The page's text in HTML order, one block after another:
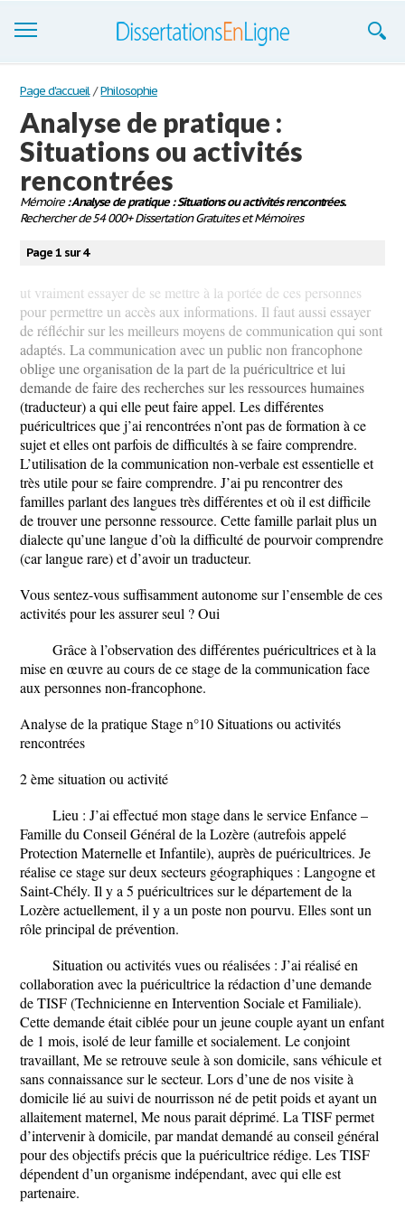
Dissertations
S'inscrire
Se connecter
Contactez-nous
Page d'accueil / Philosophie
Analyse de pratique :
Situations ou activités
rencontrées
Mémoire: Analyse de pratique : Situations ou activités rencontrées.
Rechercher de 54 000+ Dissertation Gratuites et Mémoires
Page 1 sur 4
ut vraiment essayer de se mettre à la portée de ces personnes
pour permettre un accès aux informations. Il faut aussi essayer
de réfléchir sur les meilleurs moyens de communication qui sont
adaptés. La communication avec un public non francophone
oblige une organisation de la part de la puéricultrice et lui
demande de faire des recherches sur les ressources humaines
(traducteur) a qui elle peut faire appel. Les différentes
puéricultrices que j’ai rencontrées n’ont pas de formation à ce
sujet et elles ont parfois de difficultés à se faire comprendre.
L’utilisation de la communication non-verbale est essentielle et
très utile pour se faire comprendre. J’ai pu rencontrer des
familles parlant des langues très différentes et où il est difficile
de trouver une personne ressource. Cette famille parlait plus un
dialecte qu’une langue d’où la difficulté de pourvoir comprendre
(car langue rare) et d’avoir un traducteur.
Vous sentez-vous suffisamment autonome sur l’ensemble de ces
activités pour les assurer seul ? Oui
Grâce à l’observation des différentes puéricultrices et à la
mise en œuvre au cours de ce stage de la communication face
aux personnes non-francophone.
Analyse de la pratique Stage n°10 Situations ou activités
rencontrées
2 ème situation ou activité
Lieu : J’ai effectué mon stage dans le service Enfance –
Famille du Conseil Général de la Lozère (autrefois appelé
Protection Maternelle et Infantile), auprès de puéricultrices. Je
réalise ce stage sur deux secteurs géographiques : Langogne et
Saint-Chély. Il y a 5 puéricultrices sur le département de la
Lozère actuellement, il y a un poste non pourvu. Elles sont un
rôle principal de prévention.
Situation ou activités vues ou réalisées : J’ai réalisé en
collaboration avec la puéricultrice la rédaction d’une demande
de TISF (Technicienne en Intervention Sociale et Familiale).
Cette demande était ciblée pour un jeune couple ayant un enfant
de 1 mois, isolé de leur famille et socialement. Le conjoint
travaillant, Me se retrouve seule à son domicile, sans véhicule et
sans connaissance sur le secteur. Lors d’une de nos visite à
domicile lié au suivi de nourrisson né de petit poids et ayant un
allaitement maternel, Me nous parait déprimé. La TISF permet
d’intervenir à domicile, par mandat demandé au conseil général
pour des objectifs précis que la puéricultrice rédige. Les TISF
dépendent d’un organisme indépendant, avec qui elle est
partenaire.